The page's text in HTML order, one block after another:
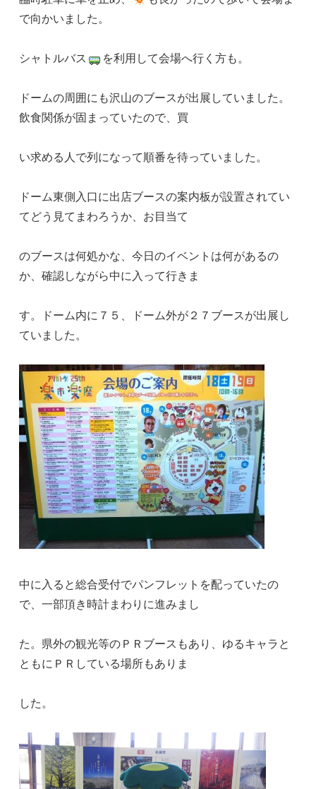
で向かいました。
シャトルバス を利用して会場へ行く方も。
ドームの周囲にも沢山のブースが出展していました。
飲食関係が固まっていたので、買
い求める人で列になって順番を待っていました。
ドーム東側入口に出店ブースの案内板が設置されてい
てどう見てまわろうか、お目当て
のブースは何処かな、今日のイベントは何があるの
か、確認しながら中に入って行きま
す。ドーム内に７５、ドーム外が２７ブースが出展し
ていました。
中に入ると総合受付でパンフレットを配っていたの
で、一部頂き時計まわりに進みまし
た。県外の観光等のＰＲブースもあり、ゆるキャラと
ともにＰＲしている場所もありま
した。